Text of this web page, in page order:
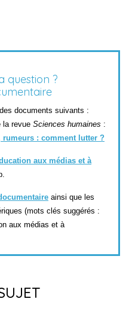
question ?
documents suivants :
la revue Sciences humaines :
: comment lutter ?
aux médias et à
ainsi que les
(mots clés suggérés :
aux médias et à